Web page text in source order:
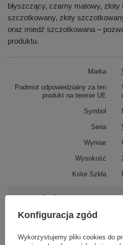
błyszczący, czarny matowy, złoty
szczotkowany, złoty
oraz miedź szczotkowana –
produktu.
Marka
Podmiot odpowiedzialny za ten
produkt na terenie UE
Symbol
Seria
Wymiar
Wysokość
Kolor Szkła
Potrzebujesz pomocy?
Zadaj pytanie a my odpowiemy
najciekawsze pytania i odpowiedzi
Konfiguracja zgód
Wykorzystujemy pliki cookies do